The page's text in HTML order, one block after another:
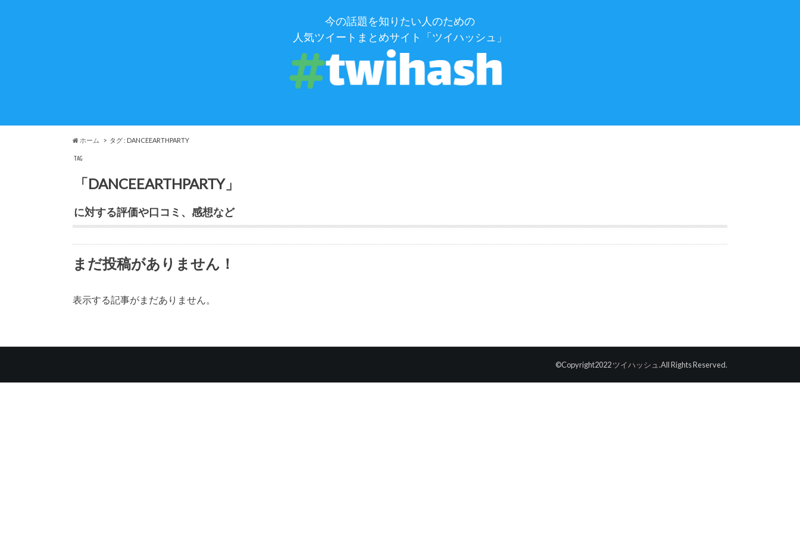
今の話題を知りたい人のための
人気ツイートまとめサイト「ツイハッシュ」
ホーム タグ : DANCEEARTHPARTY
TAG
「DANCEEARTHPARTY」
に対する評価や口コミ、感想など
まだ投稿がありません！
表示する記事がまだありません。
©Copyright2022ツイハッシュ .All Rights Reserved.